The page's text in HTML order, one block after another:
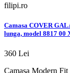
filipi.ro
Camasa COVER
lunga, model 8817 00
360 Lei
Camasa Modern